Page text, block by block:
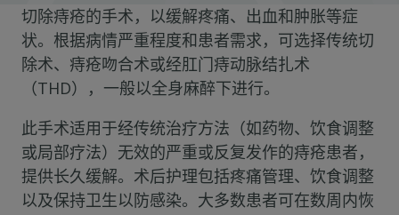
切除痔疮的手术，以缓解疼痛、出血和肿胀等症
状。根据病情严重程度和患者需求，可选择传统切
除术、痔疮吻合术或经肛门痔动脉结扎术
（THD），一般以全身麻醉下进行。
此手术适用于经传统治疗方法（如药物、饮食调整
或局部疗法）无效的严重或反复发作的痔疮患者，
提供长久缓解。术后护理包括疼痛管理、饮食调整
以及保持卫生以防感染。大多数患者可在数周内恢